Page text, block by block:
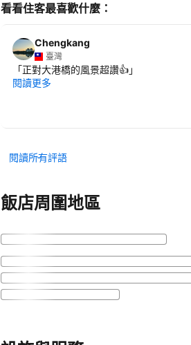
看看住客最喜歡什麼：
Chengkang
臺灣
「正對大港橋的風景超讚👍」
閱讀更多
閱讀所有評語
飯店周圍地區